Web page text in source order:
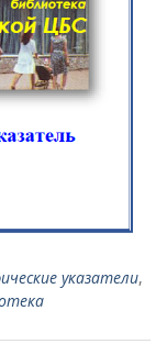
указатели,